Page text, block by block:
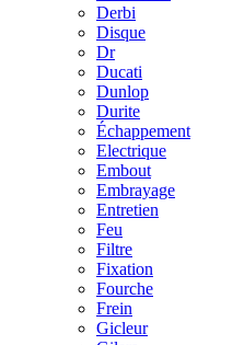
Derbi
Disque
Dr
Ducati
Dunlop
Durite
Échappement
Electrique
Embout
Embrayage
Entretien
Feu
Filtre
Fixation
Fourche
Frein
Gicleur